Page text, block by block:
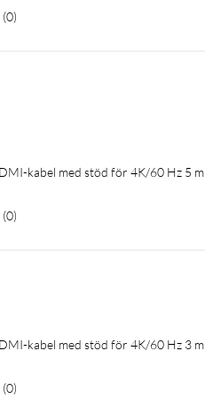
(0)
kabel med stöd för 4K/60 Hz 5 m
(0)
kabel med stöd för 4K/60 Hz 3 m
(0)